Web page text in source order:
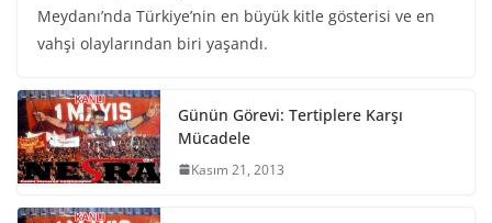
Meydanı’nda Türkiye’nin en büyük kitle gösterisi ve en
vahşi olaylarından biri yaşandı.
Günün Görevi: Tertiplere Karşı
Mücadele
Kasım 21, 2013